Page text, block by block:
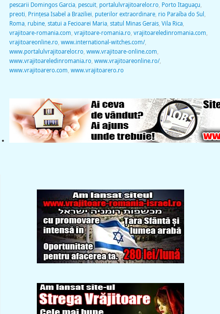
pescarii Domingos Garcia, pescuit, portalulvrajitoarelor.ro, Porto Itaguaçu
preoti Prințesa Isabel a Braziliei puterilor extraordinare, rio Paraíba do Sul
Roma, rubine, statui a Fecioarei Maria, statul Minas Gerais, Vila Rica,
vrajitoare-romania.com vrajitoare-romania.ro, vrajitoareledinromania.com
vrajitoareonline.ro, www.international-witches.com/,
www.portalulvrajitoarelor.ro, www.vrajitoare-online.com
www.vrajitoareledinromania.ro, www.vrajitoareonline.ro/,
www.vrajitoarero.com www.vrajitoarero.ro